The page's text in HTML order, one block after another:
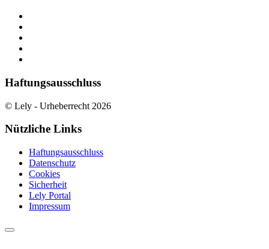
Haftungsausschluss
© Lely - Urheberrecht 2026
Nützliche Links
Haftungsausschluss
Datenschutz
Cookies
Sicherheit
Lely Portal
Impressum